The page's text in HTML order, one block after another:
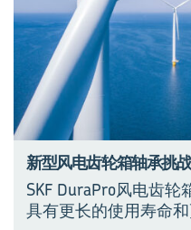
新型风电齿轮箱轴承挑
SKF DuraPro风电齿
具有更长的使用寿命和